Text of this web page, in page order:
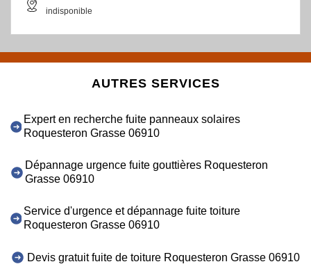
indisponible
AUTRES SERVICES
Expert en recherche fuite panneaux solaires
Roquesteron Grasse 06910
Dépannage urgence fuite gouttières Roquesteron
Grasse 06910
Service d'urgence et dépannage fuite toiture
Roquesteron Grasse 06910
Devis gratuit fuite de toiture Roquesteron Grasse 06910